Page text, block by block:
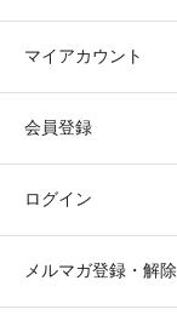
マイアカウント
会員登録
ログイン
メルマガ登録・解除